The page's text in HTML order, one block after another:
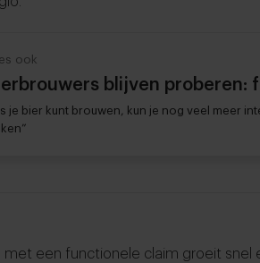
ook
blijven proberen:
je bier kunt brouwen, kun je nog veel meer
met een functionele claim groeit snel